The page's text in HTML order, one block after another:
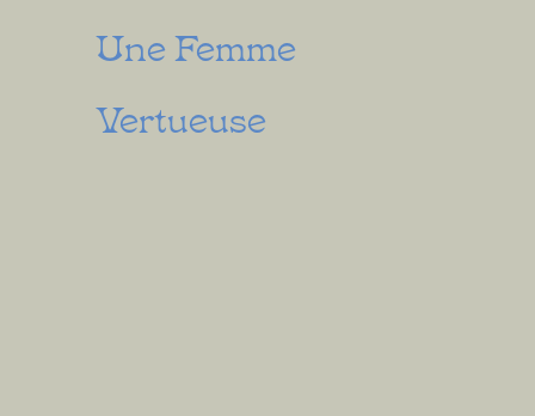
Une Femme
Vertueuse